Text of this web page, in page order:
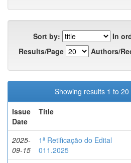
Sort by:
In
Results/Page
Authors/
Showing results 1 to
Issue
Date
Title
2025-
09-15
1ª Retificação do Edital
011.2025